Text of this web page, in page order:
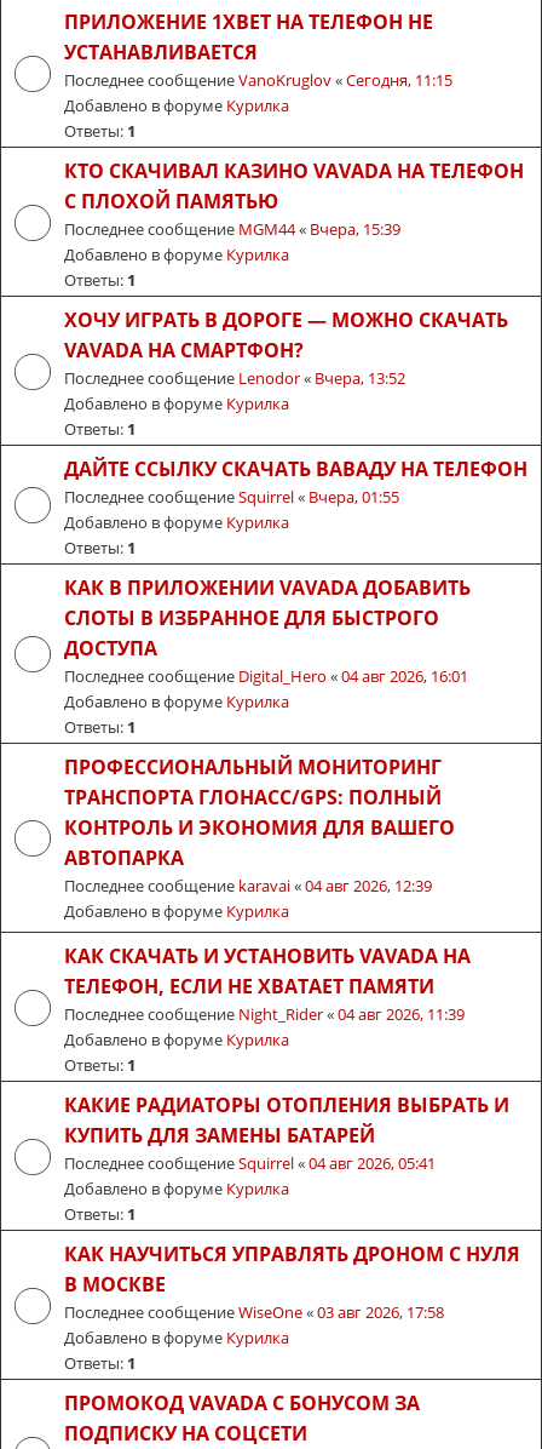
ПРИЛОЖЕНИЕ 1XBET НА ТЕЛЕФОН НЕ
УСТАНАВЛИВАЕТСЯ
Последнее сообщениеVanoKruglov«Сегодня, 11:15
Добавлено в форуме Курилка
Ответы: 1
КТО СКАЧИВАЛ КАЗИНО VAVADA НА ТЕЛЕФОН
С ПЛОХОЙ ПАМЯТЬЮ
Последнее сообщение MGM44« Вчера, 15:39
Добавлено в форуме Курилка
Ответы: 1
ХОЧУ ИГРАТЬ В ДОРОГЕ — МОЖНО СКАЧАТЬ
VAVADA НА СМАРТФОН?
Последнее сообщение Lenodor« Вчера, 13:52
Добавлено в форуме Курилка
Ответы: 1
ДАЙТЕ ССЫЛКУ СКАЧАТЬ ВАВАДУ НА ТЕЛЕФОН
Последнее сообщениеSquirrel« Вчера, 01:55
Добавлено в форуме Курилка
Ответы: 1
КАК В ПРИЛОЖЕНИИ VAVADA ДОБАВИТЬ
СЛОТЫ В ИЗБРАННОЕ ДЛЯ БЫСТРОГО
ДОСТУПА
Последнее сообщение Digital_Hero «04 авг 2026, 16:01
Добавлено в форуме Курилка
Ответы: 1
ПРОФЕССИОНАЛЬНЫЙ МОНИТОРИНГ
ТРАНСПОРТА ГЛОНАСС/GPS: ПОЛНЫЙ
КОНТРОЛЬ И ЭКОНОМИЯ ДЛЯ ВАШЕГО
АВТОПАРКА
Последнее сообщение karavai«04 авг 2026, 12:39
Добавлено в форуме Курилка
КАК СКАЧАТЬ И УСТАНОВИТЬ VAVADA НА
ТЕЛЕФОН, ЕСЛИ НЕ ХВАТАЕТ ПАМЯТИ
Последнее сообщение Night_Rider«04 авг 2026, 11:39
Добавлено в форуме Курилка
Ответы: 1
КАКИЕ РАДИАТОРЫ ОТОПЛЕНИЯ ВЫБРАТЬ И
КУПИТЬ ДЛЯ ЗАМЕНЫ БАТАРЕЙ
Последнее сообщениеSquirrel«04 авг 2026, 05:41
Добавлено в форуме Курилка
Ответы: 1
КАК НАУЧИТЬСЯ УПРАВЛЯТЬ ДРОНОМ С НУЛЯ
В МОСКВЕ
Последнее сообщениеWiseOne«03 авг 2026, 17:58
Добавлено в форуме Курилка
Ответы: 1
ПРОМОКОД VAVADA С БОНУСОМ ЗА
ПОДПИСКУ НА СОЦСЕТИ